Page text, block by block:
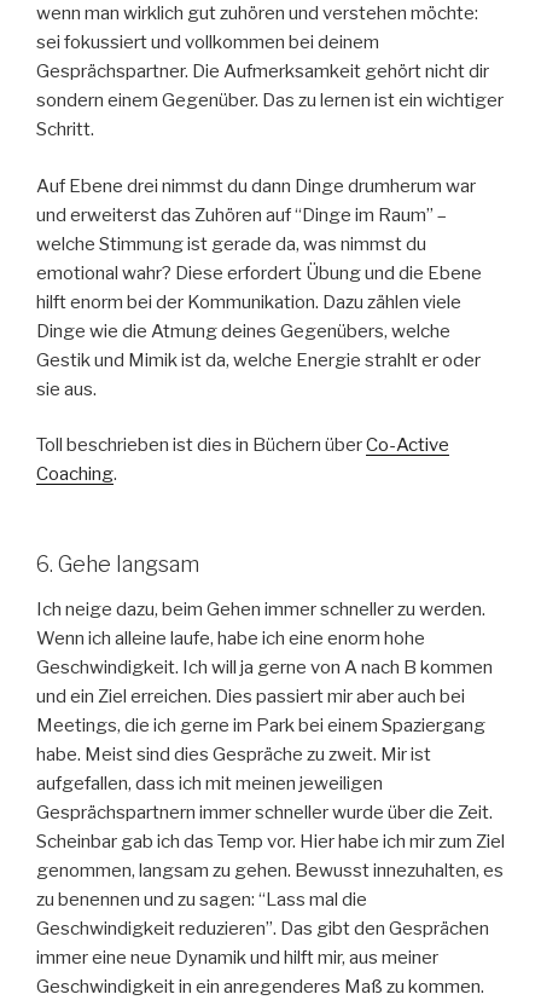
wenn man wirklich gut zuhören und verstehen möchte:
sei fokussiert und vollkommen bei deinem
Gesprächspartner. Die Aufmerksamkeit gehört nicht dir
sondern einem Gegenüber. Das zu lernen ist ein wichtiger
Schritt.
Auf Ebene drei nimmst du dann Dinge drumherum war
und erweiterst das Zuhören auf “Dinge im Raum” –
welche Stimmung ist gerade da, was nimmst du
emotional wahr? Diese erfordert Übung und die Ebene
hilft enorm bei der Kommunikation. Dazu zählen viele
Dinge wie die Atmung deines Gegenübers, welche
Gestik und Mimik ist da, welche Energie strahlt er oder
sie aus.
Toll beschrieben ist dies in Büchern überCo-Active
Coaching.
6. Gehe langsam
Ich neige dazu, beim Gehen immer schneller zu werden.
Wenn ich alleine laufe, habe ich eine enorm hohe
Geschwindigkeit. Ich will ja gerne von A nach B kommen
und ein Ziel erreichen. Dies passiert mir aber auch bei
Meetings, die ich gerne im Park bei einem Spaziergang
habe. Meist sind dies Gespräche zu zweit. Mir ist
aufgefallen, dass ich mit meinen jeweiligen
Gesprächspartnern immer schneller wurde über die Zeit.
Scheinbar gab ich das Temp vor. Hier habe ich mir zum Ziel
genommen, langsam zu gehen. Bewusst innezuhalten, es
zu benennen und zu sagen: “Lass mal die
Geschwindigkeit reduzieren”. Das gibt den Gesprächen
immer eine neue Dynamik und hilft mir, aus meiner
Geschwindigkeit in ein anregenderes Maß zu kommen.